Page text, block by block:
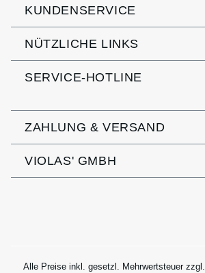
KUNDENSERVICE
NÜTZLICHE LINKS
SERVICE-HOTLINE
ZAHLUNG & VERSAND
VIOLAS' GMBH
Alle Preise inkl. gesetzl. Mehrwertsteuer zzgl.